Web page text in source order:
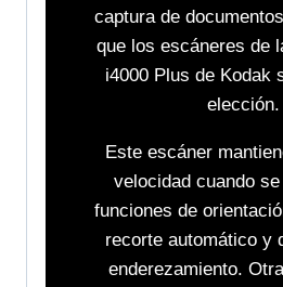
captura de
que los escáneres de
i4000 Plus de Kodak
elección.
Este escáner
velocidad cuando
funciones de
recorte automático y
enderezamiento.